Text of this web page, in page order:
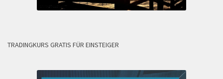
TRADINGKURS GRATIS FÜR EINSTEIGER